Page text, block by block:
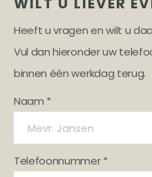
Heeft u vragen en wilt u
Vul dan hieronder uw
binnen één werkdag terug.
Naam *
Telefoonnummer *